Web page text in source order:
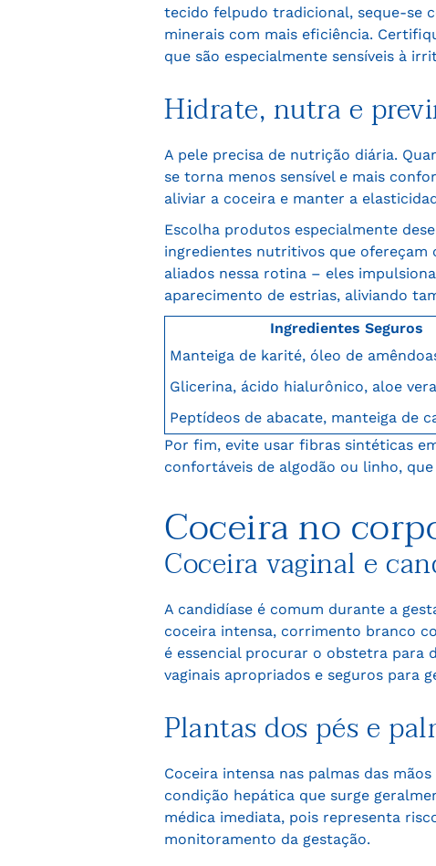
tecido felpudo tradicional, seque-se
minerais com mais eficiência.
que são especialmente sensíveis à
Hidrate, nutra e
A pele precisa de nutrição diária.
se torna menos sensível e mais
aliviar a coceira e manter a
Escolha produtos especialmente
ingredientes nutritivos que ofereçam
aliados nessa rotina – eles
aparecimento de estrias, aliviando
Ingredientes Seguros
Manteiga de karité, óleo de
Glicerina, ácido hialurônico, aloe vera
Peptídeos de abacate, manteiga de
Por fim, evite usar fibras sintéticas
confortáveis de algodão ou linho,
Coceira no
Coceira vaginal e
A candidíase é comum durante a
coceira intensa, corrimento branco
é essencial procurar o obstetra
vaginais apropriados e seguros para
Plantas dos pés e
Coceira intensa nas palmas das
condição hepática que surge
médica imediata, pois representa
monitoramento da gestação.